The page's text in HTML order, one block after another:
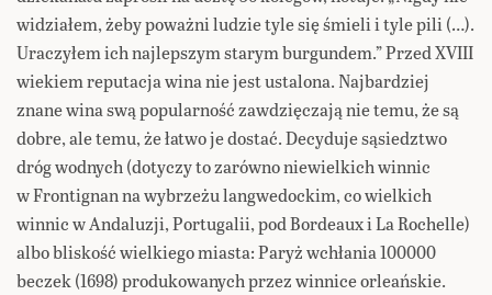
widziałem, żeby poważni ludzie tyle się śmieli i tyle pili (…).
Uraczyłem ich najlepszym starym burgundem.” Przed XVIII
wiekiem reputacja wina nie jest ustalona. Najbardziej
znane wina swą popularność zawdzięczają nie temu, że są
dobre, ale temu, że łatwo je dostać. Decyduje sąsiedztwo
dróg wodnych (dotyczy to zarówno niewielkich winnic
w Frontignan na wybrzeżu langwedockim, co wielkich
winnic w Andaluzji, Portugalii, pod Bordeaux i La Rochelle)
albo bliskość wielkiego miasta: Paryż wchłania 100000
beczek (1698) produkowanych przez winnice orleańskie.